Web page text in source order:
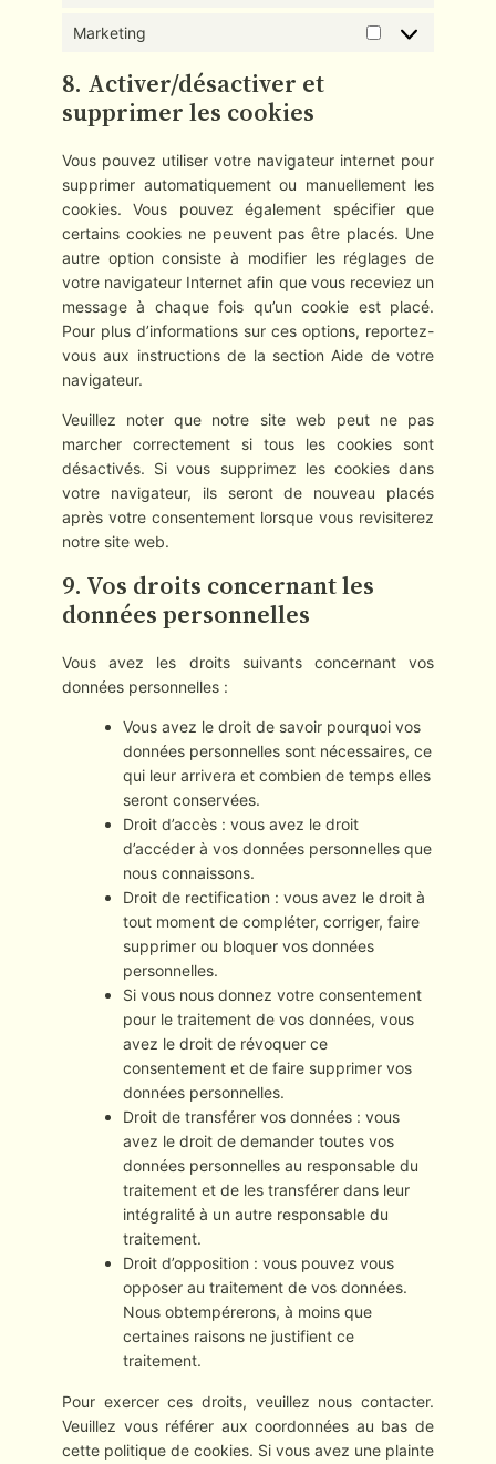
Marketing
Marketing
8. Activer/désactiver et
supprimer les cookies
Vous pouvez utiliser votre navigateur internet pour
supprimer automatiquement ou manuellement les
cookies. Vous pouvez également spécifier que
certains cookies ne peuvent pas être placés. Une
autre option consiste à modifier les réglages de
votre navigateur Internet afin que vous receviez un
message à chaque fois qu’un cookie est placé.
Pour plus d’informations sur ces options, reportez-
vous aux instructions de la section Aide de votre
navigateur.
Veuillez noter que notre site web peut ne pas
marcher correctement si tous les cookies sont
désactivés. Si vous supprimez les cookies dans
votre navigateur, ils seront de nouveau placés
après votre consentement lorsque vous revisiterez
notre site web.
9. Vos droits concernant les
données personnelles
Vous avez les droits suivants concernant vos
données personnelles :
Vous avez le droit de savoir pourquoi vos
données personnelles sont nécessaires, ce
qui leur arrivera et combien de temps elles
seront conservées.
Droit d’accès : vous avez le droit
d’accéder à vos données personnelles que
nous connaissons.
Droit de rectification : vous avez le droit à
tout moment de compléter, corriger, faire
supprimer ou bloquer vos données
personnelles.
Si vous nous donnez votre consentement
pour le traitement de vos données, vous
avez le droit de révoquer ce
consentement et de faire supprimer vos
données personnelles.
Droit de transférer vos données : vous
avez le droit de demander toutes vos
données personnelles au responsable du
traitement et de les transférer dans leur
intégralité à un autre responsable du
traitement.
Droit d’opposition : vous pouvez vous
opposer au traitement de vos données.
Nous obtempérerons, à moins que
certaines raisons ne justifient ce
traitement.
Pour exercer ces droits, veuillez nous contacter.
Veuillez vous référer aux coordonnées au bas de
cette politique de cookies. Si vous avez une plainte